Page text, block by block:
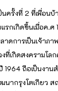
นครั้งที่ 2 ที่เพื่อน
แรกเกิดขึ้นเมื่อค.
ดการเป็นเจ้าภา
ที่เกิดสงครามโล
1964 ถือเป็นงา
ากรุงโตเกียว ส